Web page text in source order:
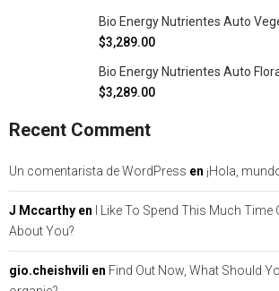
Bio Energy Nutrientes Auto
$3,289.00
Bio Energy Nutrientes Auto
$3,289.00
Recent Comment
Un comentarista de WordPress en ¡Hola,
J Mccarthy en
I Like To Spend This Much
About You?
gio.cheishvili en Find Out Now, What Should